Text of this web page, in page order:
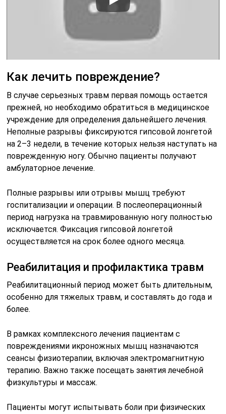
Как лечить повреждение?
В случае серьезных травм первая помощь остается
прежней, но необходимо обратиться в медицинское
учреждение для определения дальнейшего лечения.
Неполные разрывы фиксируются гипсовой лонгетой
на 2–3 недели, в течение которых нельзя наступать на
поврежденную ногу. Обычно пациенты получают
амбулаторное лечение.
Полные разрывы или отрывы мышц требуют
госпитализации и операции. В послеоперационный
период нагрузка на травмированную ногу полностью
исключается. Фиксация гипсовой лонгетой
осуществляется на срок более одного месяца.
Реабилитация и профилактика травм
Реабилитационный период может быть длительным,
особенно для тяжелых травм, и составлять до года и
более.
В рамках комплексного лечения пациентам с
повреждениями икроножных мышц назначаются
сеансы физиотерапии, включая электромагнитную
терапию. Важно также посещать занятия лечебной
физкультуры и массаж.
Пациенты могут испытывать боли при физических